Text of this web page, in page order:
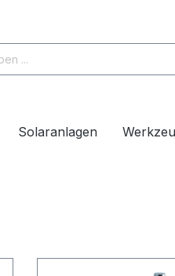
Solaranlagen